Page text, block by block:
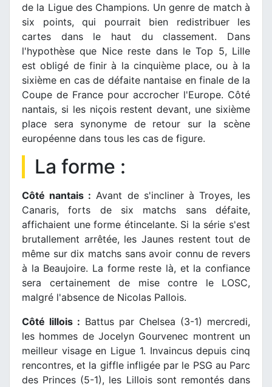
de la Ligue des Champions. Un genre de match à
six points, qui pourrait bien redistribuer les
cartes dans le haut du classement. Dans
l'hypothèse que Nice reste dans le Top 5, Lille
est obligé de finir à la cinquième place, ou à la
sixième en cas de défaite nantaise en finale de la
Coupe de France pour accrocher l'Europe. Côté
nantais, si les niçois restent devant, une sixième
place sera synonyme de retour sur la scène
européenne dans tous les cas de figure.
La forme :
Côté nantais : Avant de s'incliner à Troyes, les
Canaris, forts de six matchs sans défaite,
affichaient une forme étincelante. Si la série s'est
brutallement arrêtée, les Jaunes restent tout de
même sur dix matchs sans avoir connu de revers
à la Beaujoire. La forme reste là, et la confiance
sera certainement de mise contre le LOSC,
malgré l'absence de Nicolas Pallois.
Côté lillois : Battus par Chelsea (3-1) mercredi,
les hommes de Jocelyn Gourvenec montrent un
meilleur visage en Ligue 1. Invaincus depuis cinq
rencontres, et la giffle infligée par le PSG au Parc
des Princes (5-1), les Lillois sont remontés dans